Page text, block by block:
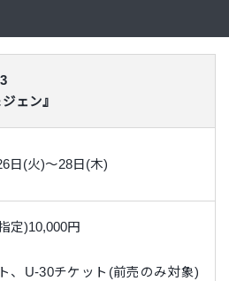
ェン』
日(火)～28日(木)
定)10,000円
、U-30チケット(前売のみ対象)